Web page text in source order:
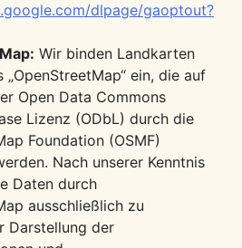
dlpage/gaoptout?
Wir binden Landkarten
„OpenStreetMap“ ein, die auf
Open Data Commons
Lizenz (ODbL) durch die
Foundation (OSMF)
Nach unserer Kenntnis
Daten durch
ausschließlich zu
Darstellung der